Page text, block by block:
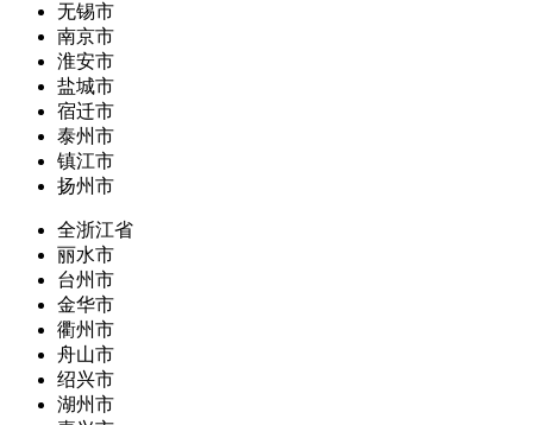
无锡市
南京市
淮安市
盐城市
宿迁市
泰州市
镇江市
扬州市
全浙江省
丽水市
台州市
金华市
衢州市
舟山市
绍兴市
湖州市